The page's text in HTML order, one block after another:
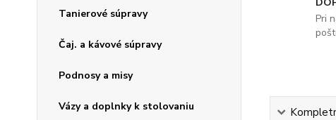
Tanierové súpravy
Čaj. a kávové súpravy
Podnosy a misy
Vázy a doplnky k stolovaniu
Pri